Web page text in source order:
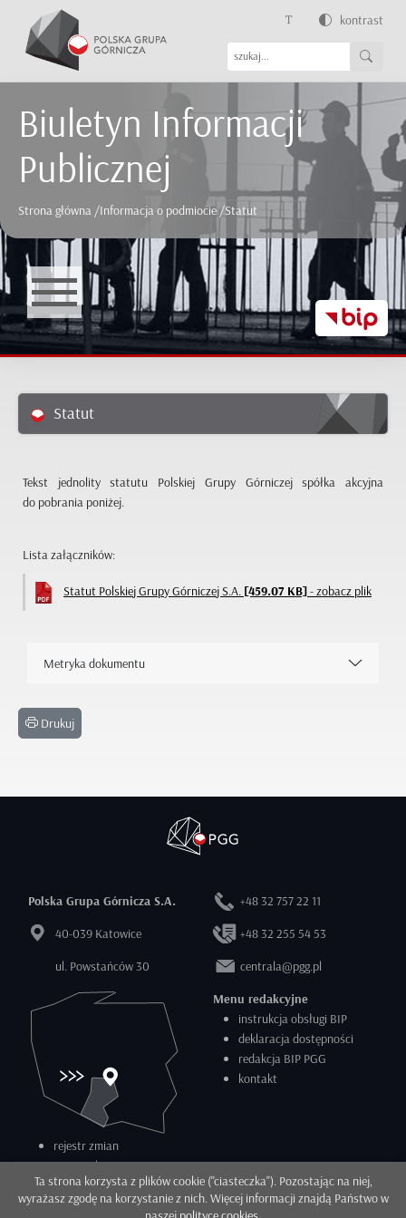
kontrast
Biuletyn Informacji
Publicznej
Strona główna /Informacja o podmiocie/Statut
Statut
Tekst jednolity statutu Polskiej Grupy Górniczej spółka akcyjna
do pobrania poniżej.
Lista załączników:
Statut Polskiej Grupy Górniczej S.A. [459.07 KB]- zobacz plik
Metryka dokumentu
Drukuj
Polska Grupa Górnicza S.A.
40-039 Katowice
ul. Powstańców 30
+48 32 757 22 11
+48 32 255 54 53
centrala@pgg.pl
Menu redakcyjne
instrukcja obsługi BIP
deklaracja dostępności
redakcja BIP PGG
kontakt
rejestr zmian
statystyki
RODO
COOKIES
Ta strona korzysta z plików cookie ("ciasteczka"). Pozostając na niej,
wyrażasz zgodę na korzystanie z nich. Więcej informacji znajdą Państwo w